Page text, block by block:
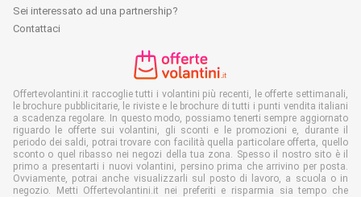
Sei interessato ad una partnership?
Contattaci
Offertevolantini.it raccoglie tutti i volantini più recenti, le offerte settimanali,
le brochure pubblicitarie, le riviste e le brochure di tutti i punti vendita italiani
a scadenza regolare. In questo modo, possiamo tenerti sempre aggiornato
riguardo le offerte sui volantini, gli sconti e le promozioni e, durante il
periodo dei saldi, potrai trovare con facilità quella particolare offerta, quello
sconto o quel ribasso nei negozi della tua zona. Spesso il nostro sito è il
primo a presentarti i nuovi volantini, persino prima che arrivino per posta.
Ovviamente, potrai anche visualizzarli sul posto di lavoro, a scuola o in
negozio. Metti Offertevolantini.it nei preferiti e risparmia sia tempo che